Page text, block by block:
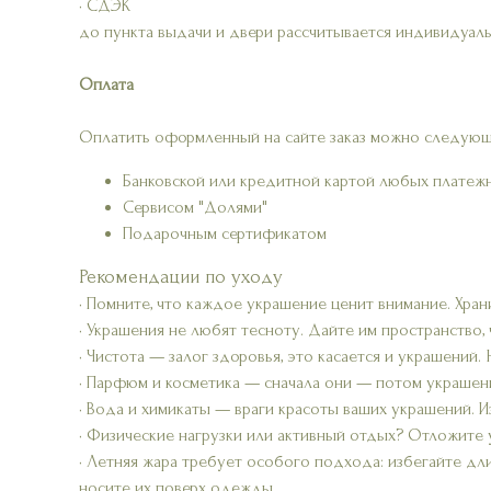
• СДЭК
до пункта выдачи и двери рассчитывается
Оплата
Оплатить оформленный на сайте заказ можно
Банковской или кредитной картой любых
Сервисом "Долями"
Подарочным сертификатом
Рекомендации по уходу
• Помните, что каждое украшение ценит внимание.
• Украшения не любят тесноту. Дайте им
• Чистота — залог здоровья, это касается и
• Парфюм и косметика — сначала они — потом
• Вода и химикаты — враги красоты ваших украшений.
• Физические нагрузки или активный отдых?
• Летняя жара требует особого подхода: избегайте